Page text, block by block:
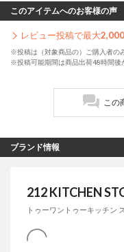
このアイテムへのお客様の声
レビュー投稿で最大2,000
※投稿は（対象商品の）ご購入者の
※投稿可能期間は商品出荷48時間後
この
ブランド情報
212 KITCHEN
トゥーワントゥーキッチン